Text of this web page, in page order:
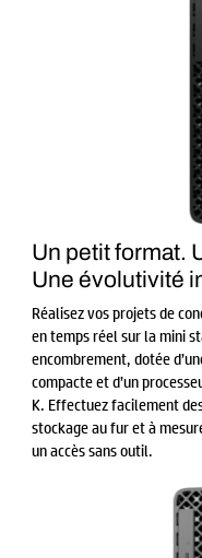
Un petit format.
Une évolutivité
Réalisez vos projets de
en temps réel sur la mini
encombrement, dotée
compacte et d’un
K. Effectuez facilement
stockage au fur et à
un accès sans outil.